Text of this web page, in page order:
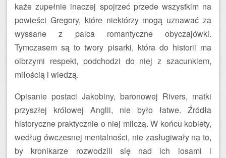
każe zupełnie inaczej spojrzeć przede wszystkim na
powieści Gregory, które niektórzy mogą uznawać za
wyssane z palca romantyczne obyczajówki.
Tymczasem są to twory pisarki, która do historii ma
olbrzymi respekt, podchodzi do niej z szacunkiem,
miłością i wiedzą.
Opisanie postaci Jakobiny, baronowej Rivers, matki
przyszłej królowej Anglii, nie było łatwe. Źródła
historyczne praktycznie o niej milczą. W końcu kobiety,
według ówczesnej mentalności, nie zasługiwały na to,
by kronikarze rozwodzili się nad ich losami i